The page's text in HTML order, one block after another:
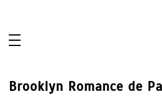
Brooklyn Romance de